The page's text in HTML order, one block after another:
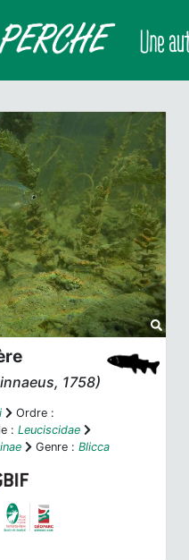
1758)
Ordre :
: Leuciscidae
Genre : Blicca